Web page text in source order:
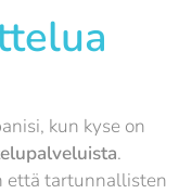
kun kyse on
.
että tartunnallisten